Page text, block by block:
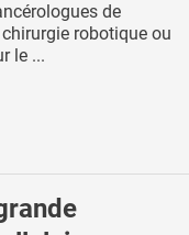
de
robotique ou
le ...